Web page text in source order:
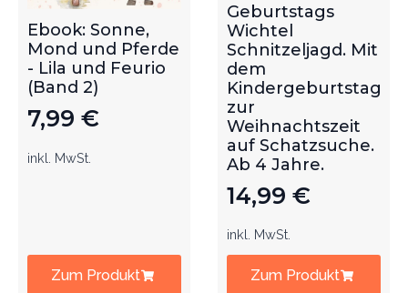
Ebook: Sonne,
Mond und Pferde
- Lila und Feurio
(Band 2)
7,99 €
inkl. MwSt.
Zum Produkt
Geburtstags
Wichtel
Schnitzeljagd. Mit
dem
Kindergeburtstag
zur
Weihnachtszeit
auf Schatzsuche.
Ab 4 Jahre.
14,99 €
inkl. MwSt.
Zum Produkt